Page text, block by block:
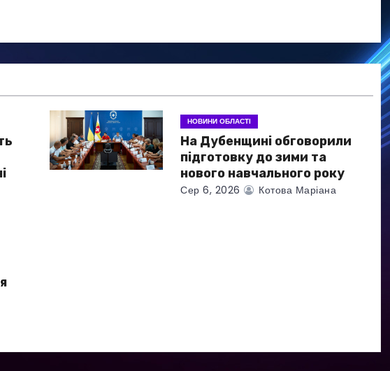
НОВИНИ ОБЛАСТІ
На Дубенщині обговорили
підготовку до зими та
нового навчального року
Сер 6, 2026 Котова Маріана